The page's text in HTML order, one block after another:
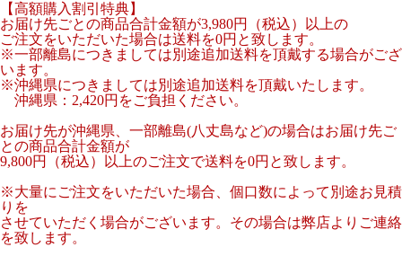
【高額購入割引特典】
お届け先ごとの商品合計金額が3,980円（税込）以上の
ご注文をいただいた場合は送料を0円と致します。
※一部離島につきましては別途追加送料を頂戴する場合がござ
います。
※沖縄県につきましては別途追加送料を頂戴いたします。
沖縄県：2,420円をご負担ください。
お届け先が沖縄県、一部離島(八丈島など)の場合はお届け先ご
との商品合計金額が
9,800円（税込）以上のご注文で送料を0円と致します。
※大量にご注文をいただいた場合、個口数によって別途お見積
りを
させていただく場合がございます。その場合は弊店よりご連絡
を致します。